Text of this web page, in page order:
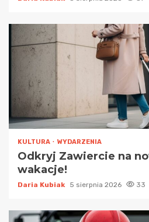
KULTURA WYDARZENIA
Odkryj Zawiercie na
wakacje!
Daria Kubiak 5 sierpnia 2026 33